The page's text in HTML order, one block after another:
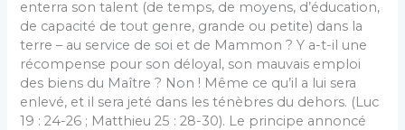
enterra son talent (de temps, de moyens, d’éducation,
de capacité de tout genre, grande ou petite) dans la
terre – au service de soi et de Mammon ? Y a-t-il une
récompense pour son déloyal, son mauvais emploi
des biens du Maître ? Non ! Même ce qu’il a lui sera
enlevé, et il sera jeté dans les ténèbres du dehors. (Luc
19 : 24-26 ; Matthieu 25 : 28-30). Le principe annoncé